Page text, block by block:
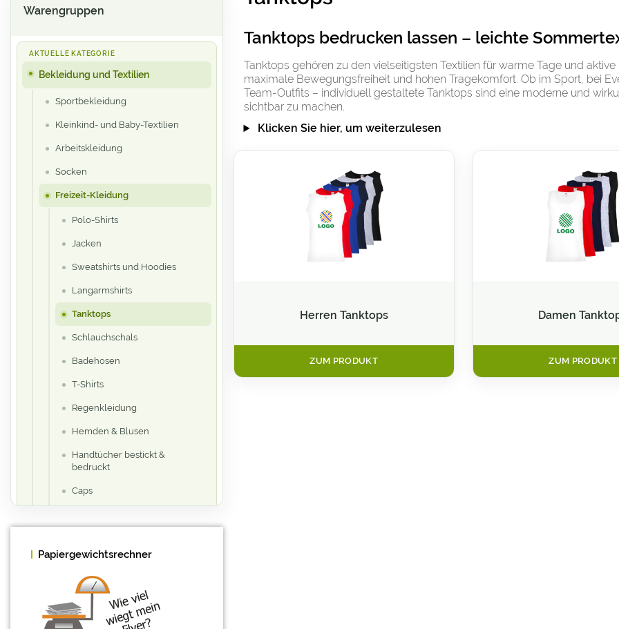
Warengruppen
Bekleidung und Textilien
Sportbekleidung
Kleinkind- und Baby-Textilien
Arbeitskleidung
Socken
Freizeit-Kleidung
Polo-Shirts
Jacken
Sweatshirts und Hoodies
Langarmshirts
Tanktops
Schlauchschals
Badehosen
T-Shirts
Regenkleidung
Hemden & Blusen
Handtücher bestickt &
bedruckt
Caps
Bekleidung nach Marke
Foto-Textilien
Papiergewichtsrechner
Tanktops bedrucken lassen – leichte
Tanktops gehören zu den vielseitigsten Textilien für warme Tage und
maximale Bewegungsfreiheit und hohen Tragekomfort. Ob im Sport, bei
Team-Outfits – individuell gestaltete Tanktops sind eine moderne und
sichtbar zu machen.
Klicken Sie hier, um weiterzulesen
Herren Tanktops
ZUM PRODUKT
Damen
ZUM PRODUKT